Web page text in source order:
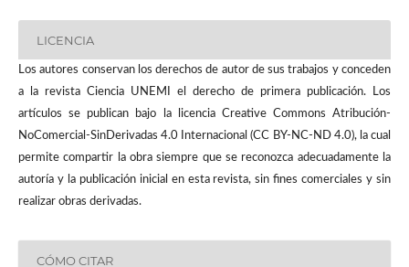
LICENCIA
Los autores conservan los derechos de autor de sus trabajos y conceden
a la revista Ciencia UNEMI el derecho de primera publicación. Los
artículos se publican bajo la licencia Creative Commons Atribución-
NoComercial-SinDerivadas 4.0 Internacional (CC BY-NC-ND 4.0), la cual
permite compartir la obra siempre que se reconozca adecuadamente la
autoría y la publicación inicial en esta revista, sin fines comerciales y sin
realizar obras derivadas.
CÓMO CITAR